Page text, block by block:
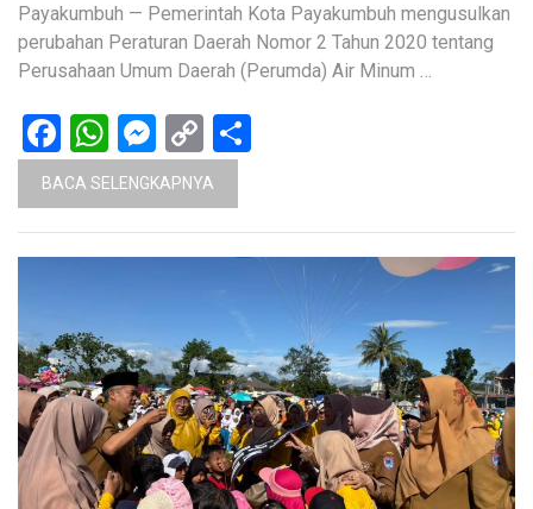
Payakumbuh — Pemerintah Kota Payakumbuh mengusulkan
perubahan Peraturan Daerah Nomor 2 Tahun 2020 tentang
Perusahaan Umum Daerah (Perumda) Air Minum …
Facebook
WhatsApp
Messenger
Copy
Link
BACA SELENGKAPNYA